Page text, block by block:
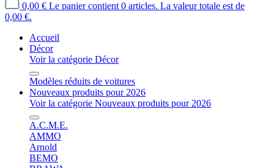
0,00 € Le panier contient 0 articles. La valeur totale est de
0,00 €.
Accueil
Décor
Voir la catégorie Décor
Modèles réduits de voitures
Nouveaux produits pour 2026
Voir la catégorie Nouveaux produits pour 2026
A.C.M.E.
AMMO
Arnold
BEMO